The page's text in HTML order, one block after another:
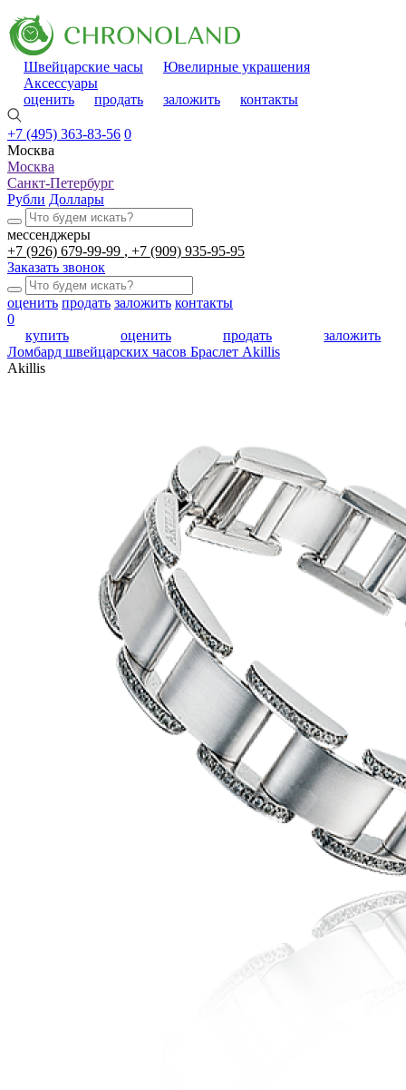
Швейцарские часы
Ювелирные украшения
Аксессуары
оценить
продать заложить контакты
+7 (495) 363-83-56 0
Москва
Москва
Санкт-Петербург
Рубли Доллары
мессенджеры
+7 (926) 679-99-99
+7 (909) 935-95-95
Заказать звонок
оценить продать заложить контакты
0
купить
оценить продать
заложить
Ломбард швейцарских часов Браслет Akillis
Akillis